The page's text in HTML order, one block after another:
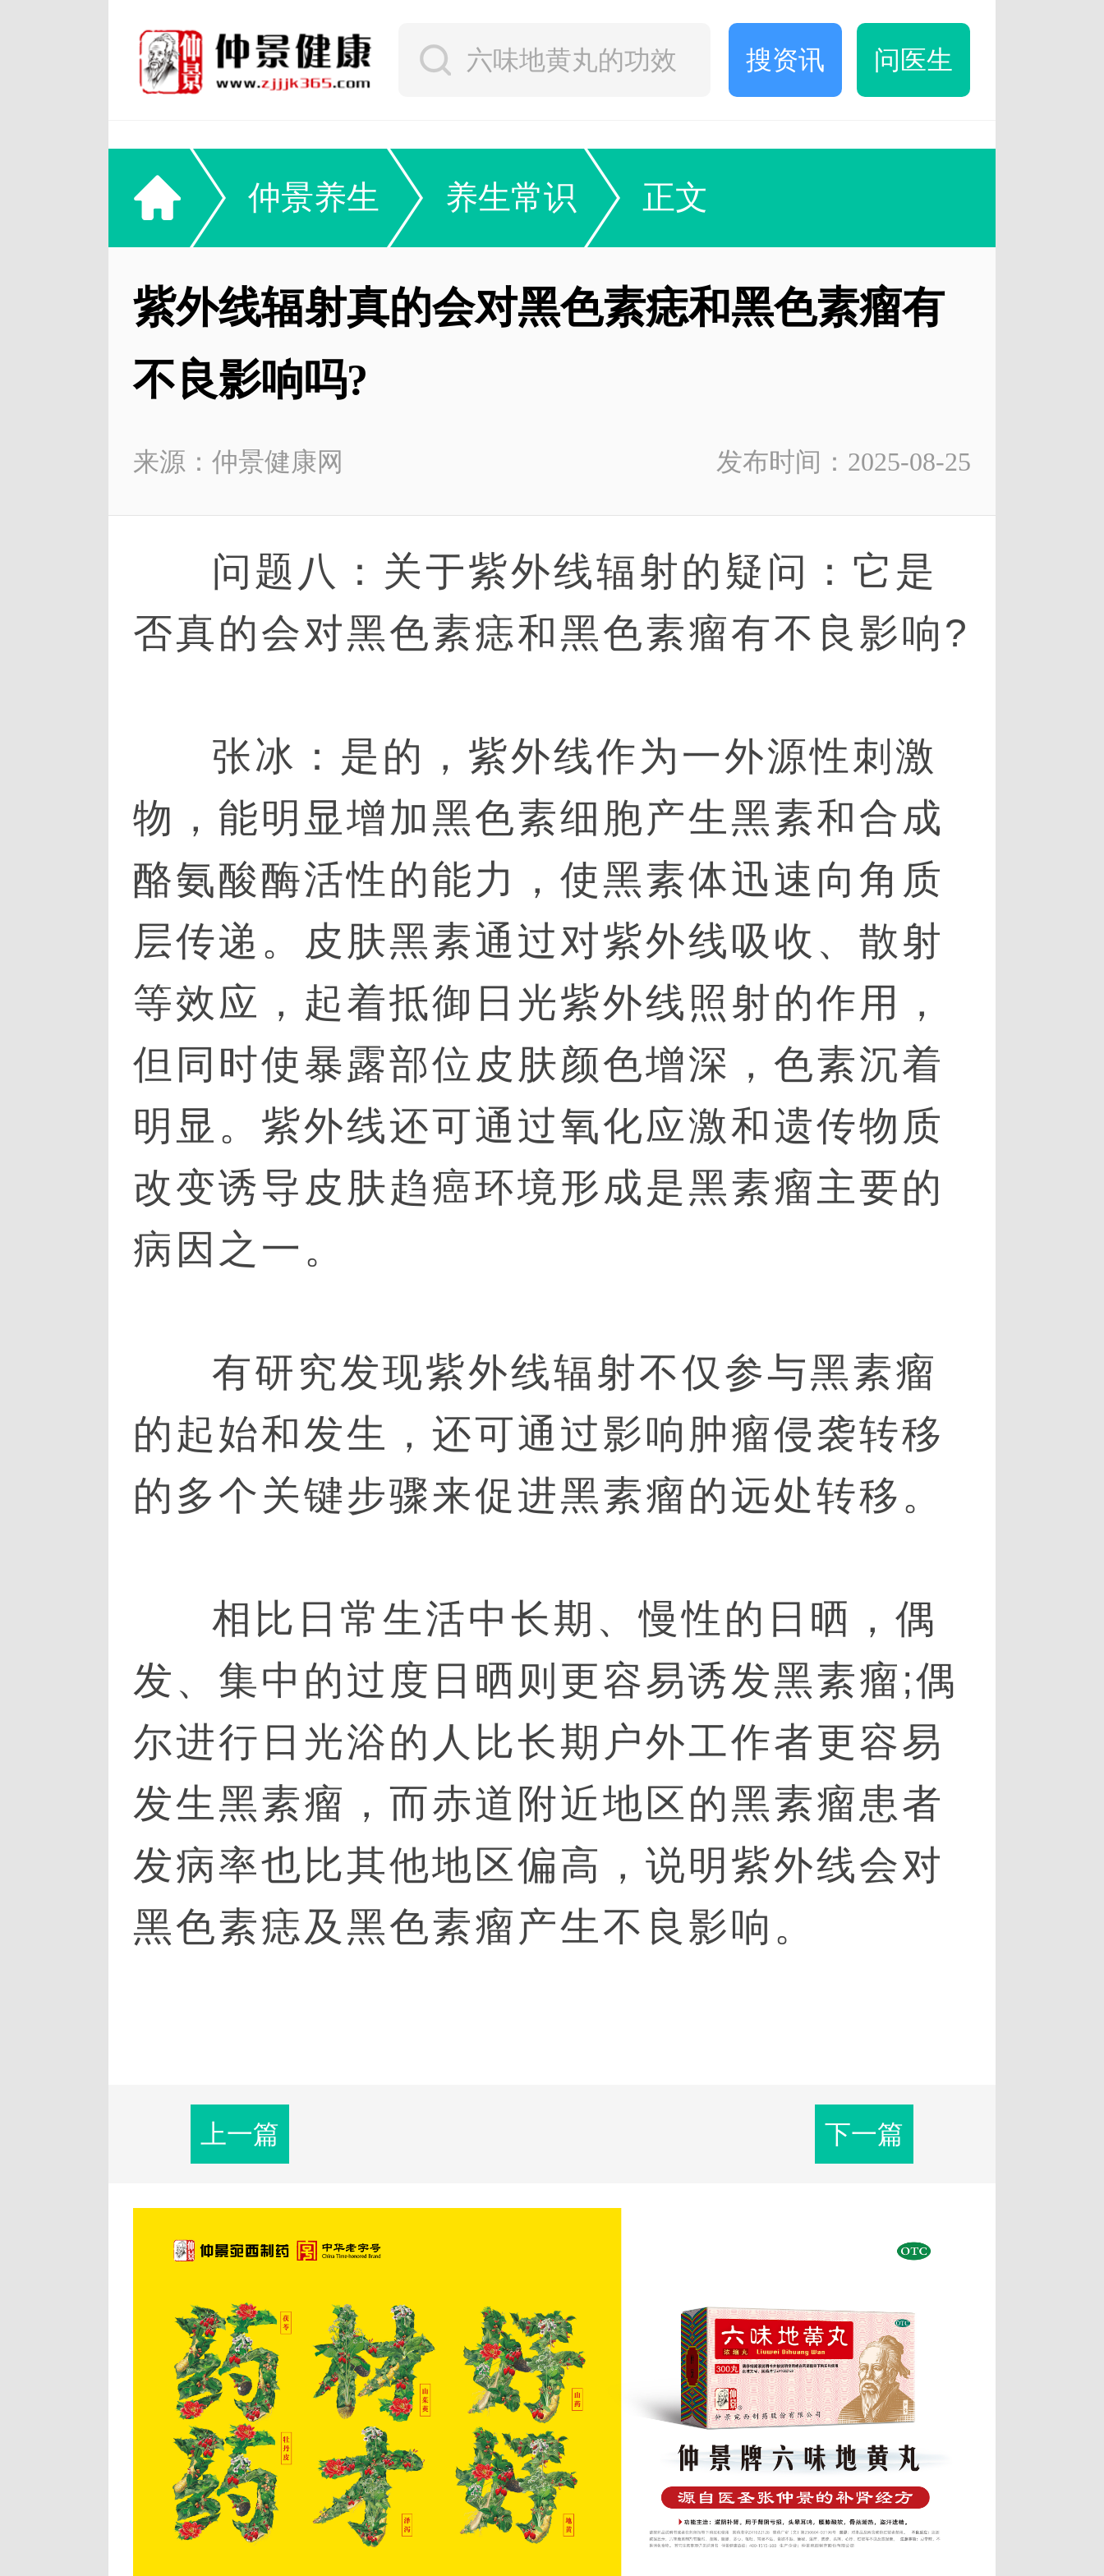
搜资讯 问医生
仲景养生 养生常识 正文
紫外线辐射真的会对黑色素痣和黑色素瘤有
不良影响吗?
来源：仲景健康网 发布时间：2025-08-25
问题八：关于紫外线辐射的疑问：它是
否真的会对黑色素痣和黑色素瘤有不良影响?
张冰：是的，紫外线作为一外源性刺激
物，能明显增加黑色素细胞产生黑素和合成
酪氨酸酶活性的能力，使黑素体迅速向角质
层传递。皮肤黑素通过对紫外线吸收、散射
等效应，起着抵御日光紫外线照射的作用，
但同时使暴露部位皮肤颜色增深，色素沉着
明显。紫外线还可通过氧化应激和遗传物质
改变诱导皮肤趋癌环境形成是黑素瘤主要的
病因之一。
有研究发现紫外线辐射不仅参与黑素瘤
的起始和发生，还可通过影响肿瘤侵袭转移
的多个关键步骤来促进黑素瘤的远处转移。
相比日常生活中长期、慢性的日晒，偶
发、集中的过度日晒则更容易诱发黑素瘤;偶
尔进行日光浴的人比长期户外工作者更容易
发生黑素瘤，而赤道附近地区的黑素瘤患者
发病率也比其他地区偏高，说明紫外线会对
黑色素痣及黑色素瘤产生不良影响。
上一篇 下一篇